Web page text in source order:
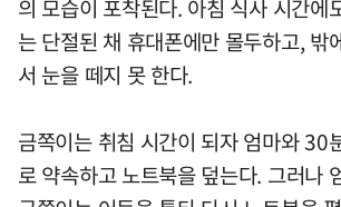
의 모습이 포착된다. 아침 식사 시간에
는 단절된 채 휴대폰에만 몰두하고, 밖
서 눈을 떼지 못 한다.
금쪽이는 취침 시간이 되자 엄마와 30
로 약속하고 노트북을 덮는다. 그러나